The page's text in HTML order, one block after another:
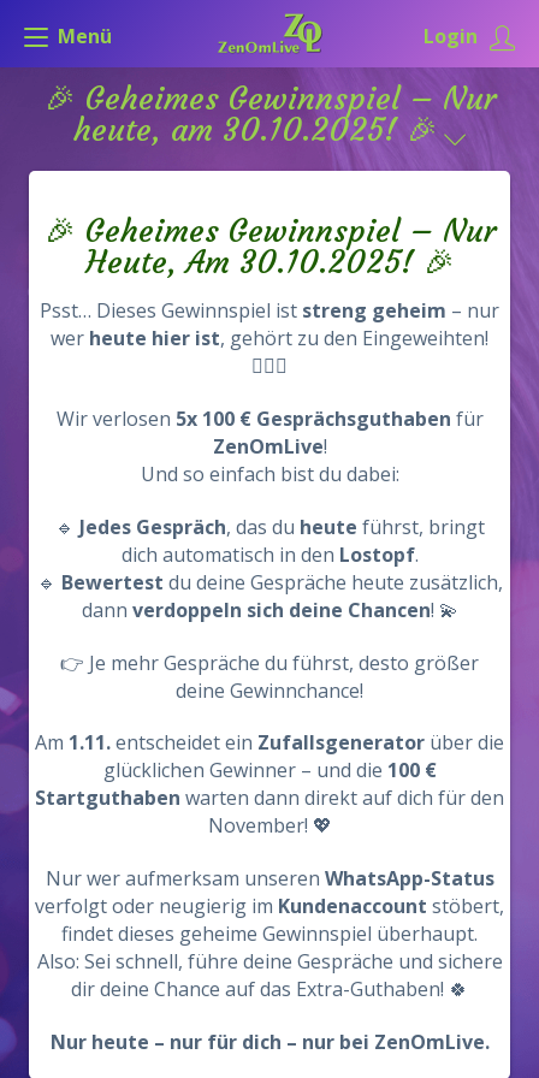
Menü Login
🎉 Geheimes Gewinnspiel – Nur
heute, am 30.10.2025! 🎉
🎉 Geheimes Gewinnspiel – Nur
Heute, Am 30.10.2025! 🎉
Psst… Dieses Gewinnspiel ist streng geheim – nur
wer heute hier ist, gehört zu den Eingeweihten!
🕵️‍♀️✨
Wir verlosen 5x 100 € Gesprächsguthaben für
ZenOmLive!
Und so einfach bist du dabei:
🔹 Jedes Gespräch, das du heute führst, bringt
dich automatisch in den Lostopf.
🔹 Bewertest du deine Gespräche heute zusätzlich,
dann verdoppeln sich deine Chancen! 💫
👉 Je mehr Gespräche du führst, desto größer
deine Gewinnchance!
Am 1.11.entscheidet ein Zufallsgenerator über die
glücklichen Gewinner – und die 100 €
Startguthaben warten dann direkt auf dich für den
November! 💖
Nur wer aufmerksam unseren WhatsApp-Status
verfolgt oder neugierig im Kundenaccount stöbert,
findet dieses geheime Gewinnspiel überhaupt.
Also: Sei schnell, führe deine Gespräche und sichere
dir deine Chance auf das Extra-Guthaben! 🍀
Nur heute – nur für dich – nur bei ZenOmLive.